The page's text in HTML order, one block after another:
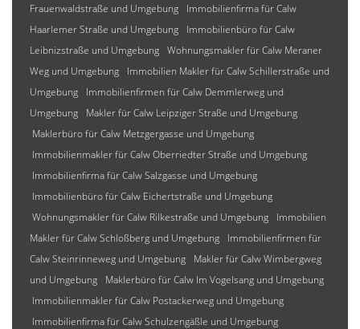
Frauenwaldstraße und Umgebung
Immobilienfirma für Calw
Haarlemer Straße und Umgebung
Immobilienbüro für Calw
Leibnizstraße und Umgebung Wohnungsmakler für Calw Meraner
Weg und Umgebung
Immobilien Makler für Calw Schillerstraße und
Umgebung
Immobilienfirmen für Calw Demmlerweg und
Umgebung
Makler für Calw Leipziger Straße und Umgebung
Maklerbüro für Calw Metzgergasse und Umgebung
Immobilienmakler für Calw Oberriedter Straße und Umgebung
Immobilienfirma für Calw Salzgasse und Umgebung
Immobilienbüro für Calw Eichertstraße und Umgebung
Wohnungsmakler für Calw Rilkestraße und Umgebung
Immobilien
Makler für Calw Schloßberg und Umgebung
Immobilienfirmen für
Calw Steinrinneweg und Umgebung
Makler für Calw Wimbergweg
und Umgebung
Maklerbüro für Calw Im Vogelsang und Umgebung
Immobilienmakler für Calw Postackerweg und Umgebung
Immobilienfirma für Calw Schulzengäßle und Umgebung